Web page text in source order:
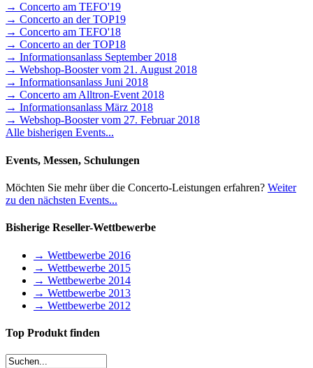
→ Concerto am TEFO'19
→ Concerto an der TOP19
→ Concerto am TEFO'18
→ Concerto an der TOP18
→ Informationsanlass September 2018
→ Webshop-Booster vom 21. August 2018
→ Informationsanlass Juni 2018
→ Concerto am Alltron-Event 2018
→ Informationsanlass März 2018
→ Webshop-Booster vom 27. Februar 2018
Alle bisherigen Events...
Events, Messen, Schulungen
Möchten Sie mehr über die Concerto-Leistungen erfahren? Weiter
zu den nächsten Events...
Bisherige Reseller-Wettbewerbe
→ Wettbewerbe 2016
→ Wettbewerbe 2015
→ Wettbewerbe 2014
→ Wettbewerbe 2013
→ Wettbewerbe 2012
Top Produkt finden